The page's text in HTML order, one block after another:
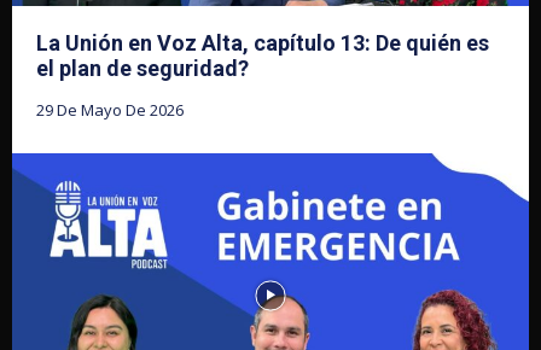
La Unión en Voz Alta, capítulo 13: De quién es
el plan de seguridad?
29 De Mayo De 2026